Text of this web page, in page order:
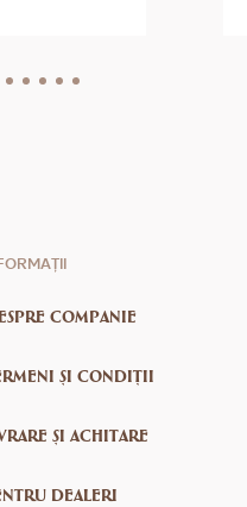
companie
și condiții
și achitare
dealeri